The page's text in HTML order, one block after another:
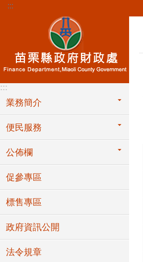
跳到主要內容區塊
:::
:::
業務簡介
便民服務
公佈欄
促參專區
標售專區
政府資訊公開
法令規章